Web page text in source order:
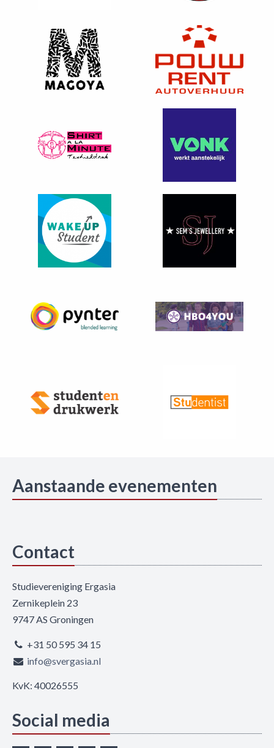
Aanstaande evenementen
Contact
Studievereniging Ergasia
Zernikeplein 23
9747 AS Groningen
+31 50 595 34 15
info@svergasia.nl
KvK: 40026555
Social media